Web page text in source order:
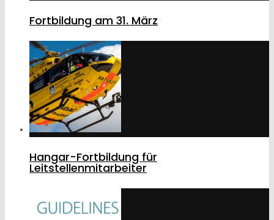
Fortbildung am 31. März
Hangar-Fortbildung für
Leitstellenmitarbeiter